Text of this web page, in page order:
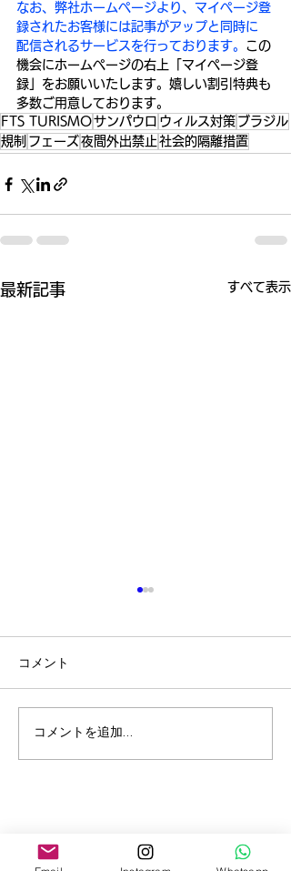
なお、弊社ホームページより、マイページ登
録されたお客様には記事がアップと同時に
配信されるサービスを行っております。 この
機会にホームページの右上「マイページ登
録」をお願いいたします。嬉しい割引特典も
多数ご用意しております。
FTS TURISMOサンパウロ ウィルス対策 ブラジル
規制 フェーズ夜間外出禁止 社会的隔離措置
最新記事 すべて表示
【エジプト旅行】2026年
8月よりカイロ国際空港の
コメント
コメントを追加…
ブログ購読フォーム